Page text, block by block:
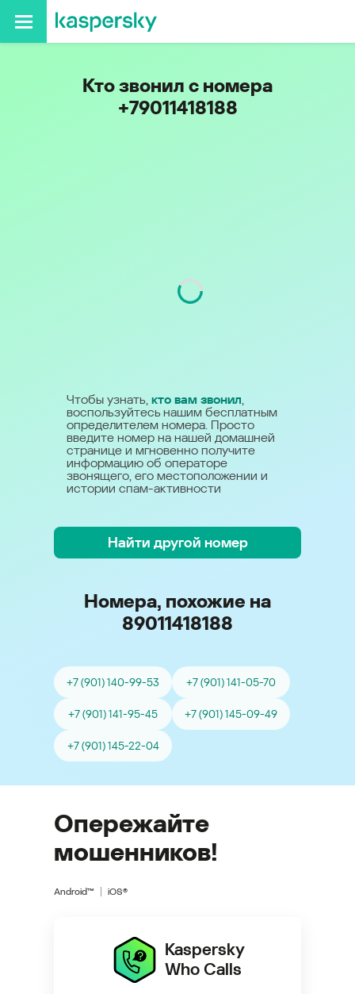
Кто звонил с номера
+79011418188
Чтобы узнать, кто вам звонил,
воспользуйтесь нашим бесплатным
определителем номера. Просто
введите номер на нашей домашней
странице и мгновенно получите
информацию об операторе
звонящего, его местоположении и
истории спам-активности
Найти другой номер
Номера, похожие на
89011418188
+7 (901) 140-99-53 +7 (901) 141-05-70
+7 (901) 141-95-45 +7 (901) 145-09-49
+7 (901) 145-22-04
Опережайте
мошенников!
Android™ iOS®
Kaspersky
Who Calls